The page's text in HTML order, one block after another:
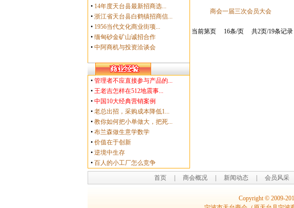
• 14年度天台县最新招商选...
• 浙江省天台县白鹤镇招商信...
• 1956当代文化商业街项...
• 缅甸砂金矿山诚招合作
• 中阿商机与投资洽谈会
• 管理者不应直接参与产品的...
• 王老吉怎样在512地震事...
• 中国10大经典营销案例
• 老总出招，采购成本降低1...
• 教你如何把小单做大，把死...
• 布兰森做生意学数学
• 价值在于创新
• 逆境中生存
• 百人的小工厂怎么竞争
商会一届三次会员大会
当前第页 16条/页 共2页/19条记录
首页 商会概况 新闻动态 会员风采
Copyright © 2009-